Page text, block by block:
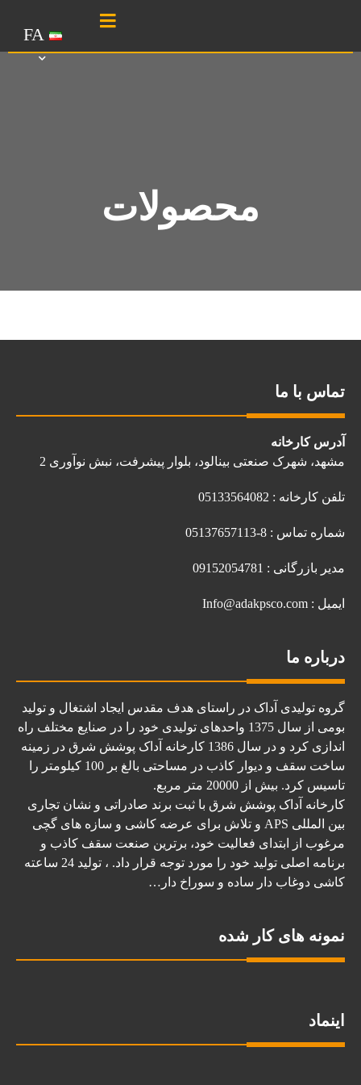
FA
محصولات
تماس با ما
آدرس کارخانه
مشهد، شهرک صنعتی بینالود، بلوار پیشرفت، نبش نوآوری 2
تلفن کارخانه : 05133564082
شماره تماس : 8-05137657113
مدیر بازرگانی : 09152054781
ایمیل : Info@adakpsco.com
درباره ما
گروه تولیدی آداک در راستای هدف مقدس ایجاد اشتغال و تولید
بومی از سال 1375 واحدهای تولیدی خود را در صنایع مختلف راه
اندازی کرد و در سال 1386 کارخانه آداک پوشش شرق در زمینه
ساخت سقف و دیوار کاذب در مساحتی بالغ بر 100 کیلومتر را
تاسیس کرد. بیش از 20000 متر مربع.
کارخانه آداک پوشش شرق با ثبت برند صادراتی و نشان تجاری
بین المللی APS و تلاش برای عرضه کاشی و سازه های گچی
مرغوب از ابتدای فعالیت خود، برترین صنعت سقف کاذب و
برنامه اصلی تولید خود را مورد توجه قرار داد. ، تولید 24 ساعته
کاشی دوغاب دار ساده و سوراخ دار…
نمونه های کار شده
اینماد